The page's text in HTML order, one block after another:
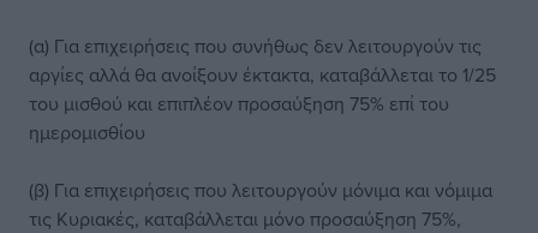
(α) Για επιχειρήσεις που συνήθως δεν λειτουργούν τις
αργίες αλλά θα ανοίξουν έκτακτα, καταβάλλεται το 1/25
του μισθού και επιπλέον προσαύξηση 75% επί του
ημερομισθίου
(β) Για επιχειρήσεις που λειτουργούν μόνιμα και νόμιμα
τις Κυριακές, καταβάλλεται μόνο προσαύξηση 75%,